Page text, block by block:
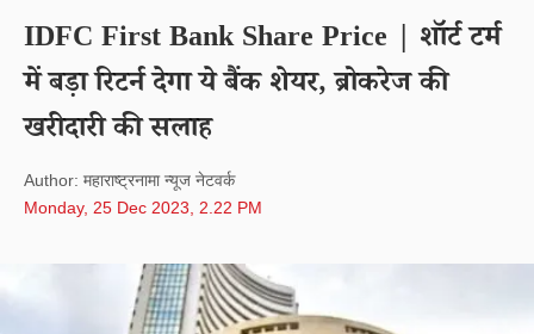
IDFC First Bank Share Price | शॉर्ट टर्म
में बड़ा रिटर्न देगा ये बैंक शेयर, ब्रोकरेज की
खरीदारी की सलाह
Author: महाराष्ट्रनामा न्यूज नेटवर्क
Monday, 25 Dec 2023, 2.22 PM